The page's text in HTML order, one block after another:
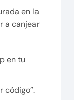
en la
a canjear
en tu
código”.